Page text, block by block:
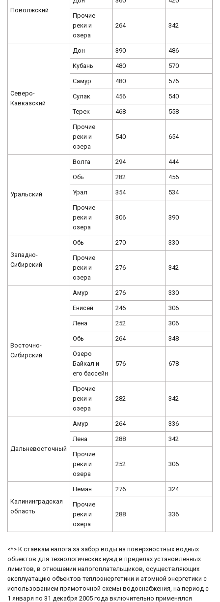
Поволжский
Прочие
реки и
озера
264 342
Северо-
Кавказский
Дон 390 486
Кубань 480 570
Самур 480 576
Сулак 456 540
Терек 468 558
Прочие
реки и
озера
540 654
Уральский
Волга 294 444
Обь 282 456
Урал 354 534
Прочие
реки и
озера
306 390
Западно-
Сибирский
Обь 270 330
Прочие
реки и
озера
276 342
Восточно-
Сибирский
Амур 276 330
Енисей 246 306
Лена 252 306
Обь 264 348
Озеро
Байкал и
его бассейн
576 678
Прочие
реки и
озера
282 342
Дальневосточный
Амур 264 336
Лена 288 342
Прочие
реки и
озера
252 306
Калининградская
область
Неман 276 324
Прочие
реки и
озера
288 336
<*> К ставкам налога за забор воды из поверхностных водных
объектов для технологических нужд в пределах установленных
лимитов, в отношении налогоплательщиков, осуществляющих
эксплуатацию объектов теплоэнергетики и атомной энергетики с
использованием прямоточной схемы водоснабжения, на период с
1 января по 31 декабря 2005 года включительно применялся